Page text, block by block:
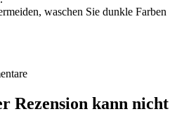
waschen Sie dunkle Farben
Rezension kann nicht